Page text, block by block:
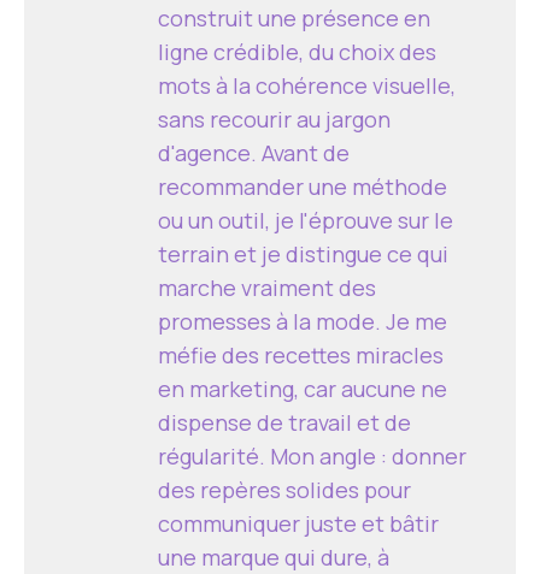
construit une présence en
ligne crédible, du choix des
mots à la cohérence visuelle,
sans recourir au jargon
d'agence. Avant de
recommander une méthode
ou un outil, je l'éprouve sur le
terrain et je distingue ce qui
marche vraiment des
promesses à la mode. Je me
méfie des recettes miracles
en marketing, car aucune ne
dispense de travail et de
régularité. Mon angle : donner
des repères solides pour
communiquer juste et bâtir
une marque qui dure, à